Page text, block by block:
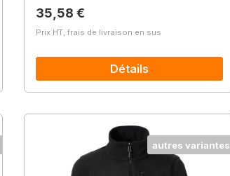
Prix régulier :
35,58 €
Prix HT, frais de livraison en sus
Détails
autres variantes